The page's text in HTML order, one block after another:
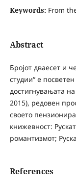
Keywords: From
Abstract
Бројот дваесет и
студии“ е
достигнувањата
2015), редовен
своето
книжевност:
романтизмот;
References